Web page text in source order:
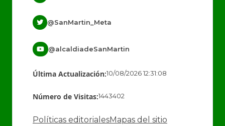
@SanMartin_Meta
@alcaldiadeSanMartin
Última Actualización:10/08/2026 12:31:08
Número de Visitas:1443402
Políticas editorialesMapas del sitio